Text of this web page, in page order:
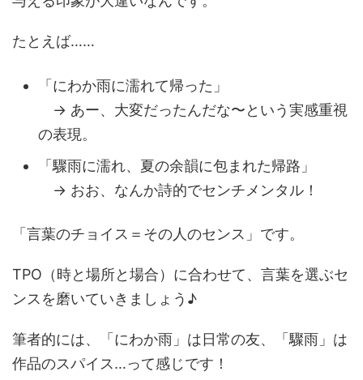
たとえば……
「にわか雨に濡れて帰った」
→ あー、大変だったんだな〜という実感重視
の表現。
「驟雨に濡れ、夏の余韻に包まれた帰路」
→ おお、なんか詩的でセンチメンタル！
「言葉のチョイス＝その人のセンス」です。
TPO（時と場所と場合）に合わせて、言葉を選ぶセ
ンスを磨いていきましょう♪
筆者的には、「にわか雨」は日常の友、「驟雨」は
作品のスパイス…って感じです！